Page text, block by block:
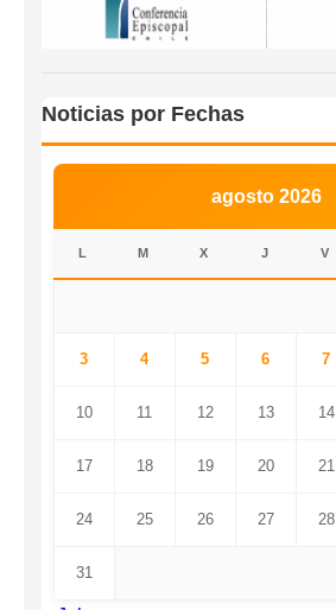
Noticias por Fechas
agosto 2026
L M X J V
3 4 5 6 7
10 11 12 13 14
17 18 19 20 21
24 25 26 27 28
31